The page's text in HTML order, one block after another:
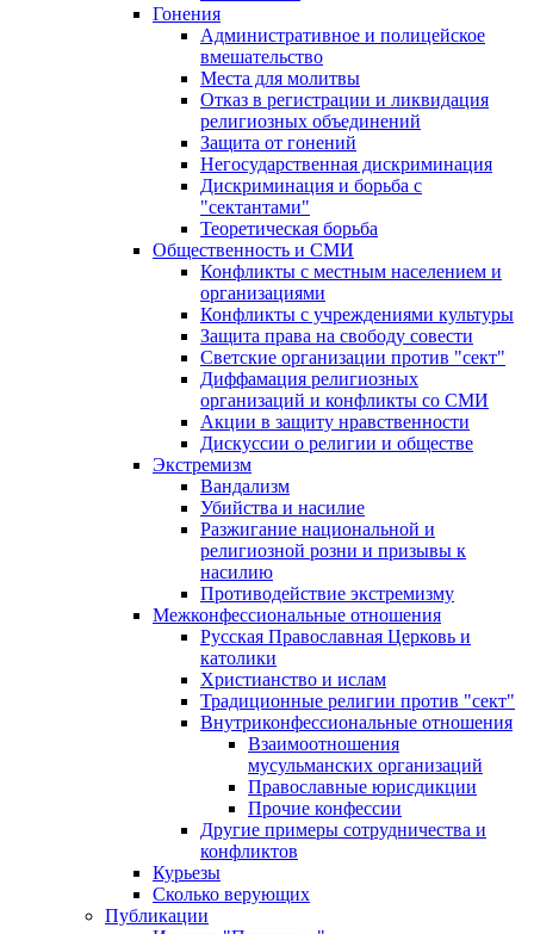
Гонения
Административное и полицейское
вмешательство
Места для молитвы
Отказ в регистрации и ликвидация
религиозных объединений
Защита от гонений
Негосударственная дискриминация
Дискриминация и борьба с
"сектантами"
Теоретическая борьба
Общественность и СМИ
Конфликты с местным населением и
организациями
Конфликты с учреждениями культуры
Защита права на свободу совести
Светские организации против "сект"
Диффамация религиозных
организаций и конфликты со СМИ
Акции в защиту нравственности
Дискуссии о религии и обществе
Экстремизм
Вандализм
Убийства и насилие
Разжигание национальной и
религиозной розни и призывы к
насилию
Противодействие экстремизму
Межконфессиональные отношения
Русская Православная Церковь и
католики
Христианство и ислам
Традиционные религии против "сект"
Внутриконфессиональные отношения
Взаимоотношения
мусульманских организаций
Православные юрисдикции
Прочие конфессии
Другие примеры сотрудничества и
конфликтов
Курьезы
Сколько верующих
Публикации